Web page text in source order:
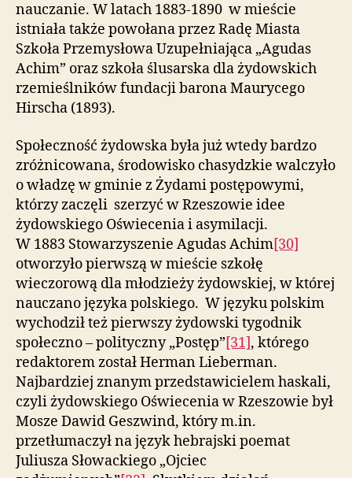
nauczanie. W latach 1883-1890 w mieście
istniała także powołana przez Radę Miasta
Szkoła Przemysłowa Uzupełniająca „Agudas
Achim” oraz szkoła ślusarska dla żydowskich
rzemieślników fundacji barona Maurycego
Hirscha (1893).
Społeczność żydowska była już wtedy bardzo
zróżnicowana, środowisko chasydzkie walczyło
o władzę w gminie z Żydami postępowymi,
którzy zaczęli szerzyć w Rzeszowie idee
żydowskiego Oświecenia i asymilacji.
W 1883 Stowarzyszenie Agudas Achim[30]
otworzyło pierwszą w mieście szkołę
wieczorową dla młodzieży żydowskiej, w której
nauczano języka polskiego. W języku polskim
wychodził też pierwszy żydowski tygodnik
społeczno – polityczny „Postęp”[31], którego
redaktorem został Herman Lieberman.
Najbardziej znanym przedstawicielem haskali,
czyli żydowskiego Oświecenia w Rzeszowie był
Mosze Dawid Geszwind, który m.in.
przetłumaczył na język hebrajski poemat
Juliusza Słowackiego „Ojciec